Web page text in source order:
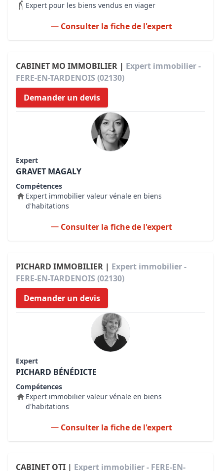
Expert pour les biens vendus en viager
Consulter la fiche de l'expert
CABINET MO IMMOBILIER | Expert immobilier -
FERE-EN-TARDENOIS (02130)
Demander un devis
Expert
GRAVET MAGALY
Compétences
Expert immobilier valeur vénale en biens
d'habitations
Consulter la fiche de l'expert
PICHARD IMMOBILIER | Expert immobilier -
FERE-EN-TARDENOIS (02130)
Demander un devis
Expert
PICHARD BÉNÉDICTE
Compétences
Expert immobilier valeur vénale en biens
d'habitations
Consulter la fiche de l'expert
CABINET OTI | Expert immobilier - FERE-EN-